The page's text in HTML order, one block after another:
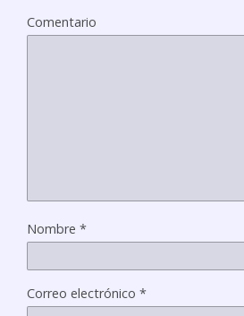
Comentario
Nombre *
Correo electrónico *